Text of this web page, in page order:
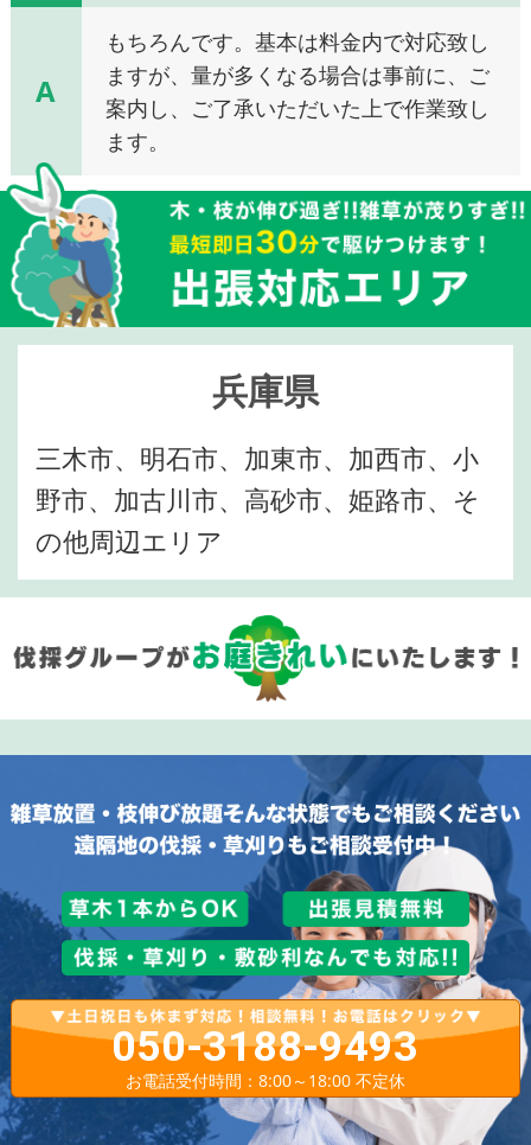
A
もちろんです。基本は料金内で対応致し
ますが、量が多くなる場合は事前に、ご
案内し、ご了承いただいた上で作業致し
ます。
兵庫県
三木市、明石市、加東市、加西市、小
野市、加古川市、高砂市、姫路市、そ
の他周辺エリア
050-3188-9493
お電話受付時間：8:00～18:00 不定休